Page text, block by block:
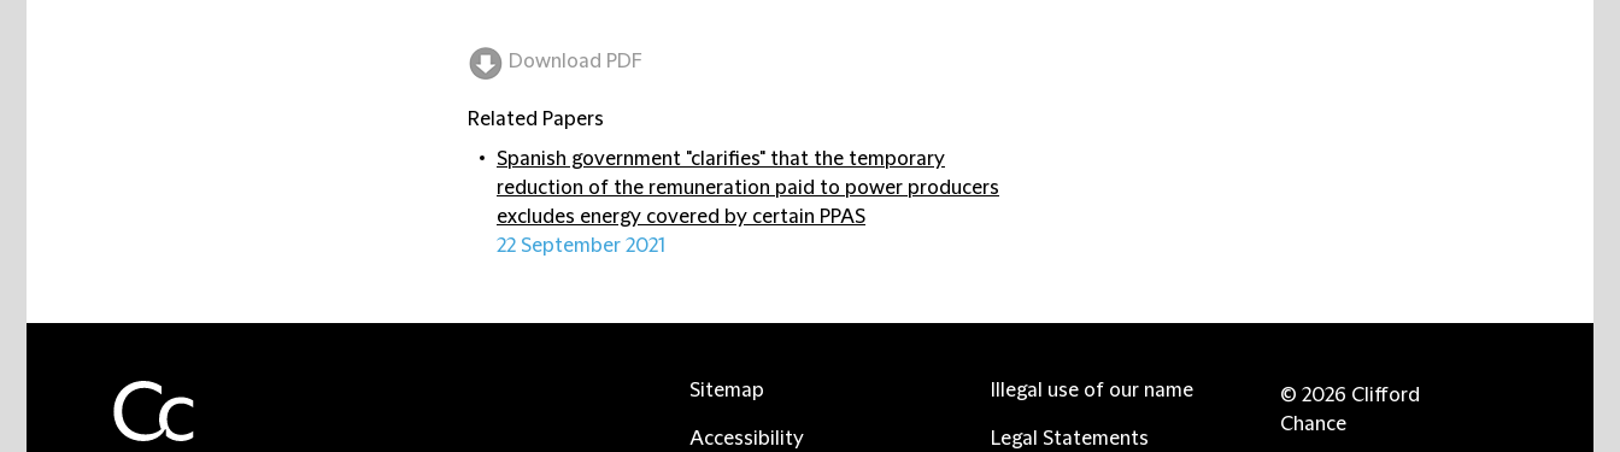
Download PDF
Related Papers
Spanish government "clarifies" that the temporary
reduction of the remuneration paid to power producers
excludes energy covered by certain PPAS
22 September 2021
Sitemap
Accessibility
Illegal use of our name
Legal Statements
© 2026 Clifford
Chance